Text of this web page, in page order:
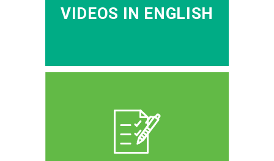
VIDEOS IN ENGLISH